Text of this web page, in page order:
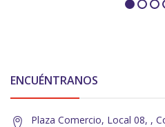
ENCUÉNTRANOS
Plaza Comercio, Local 08, ,